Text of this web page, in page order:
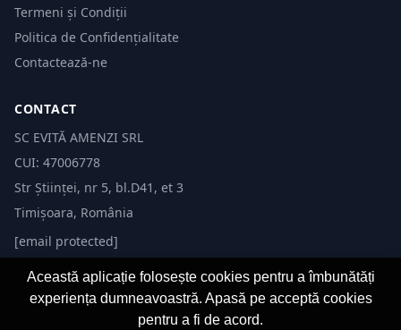
Termeni și Condiții
Politica de Confidențialitate
Contactează-ne
CONTACT
SC EVITĂ AMENZI SRL
CUI: 47006778
Str Științei, nr 5, bl.D41, et 3
Timișoara, România
[email protected]
Această aplicație folosește cookies pentru a îmbunătăți
experiența dumneavoastră. Apasă pe acceptă cookies
pentru a fi de acord.